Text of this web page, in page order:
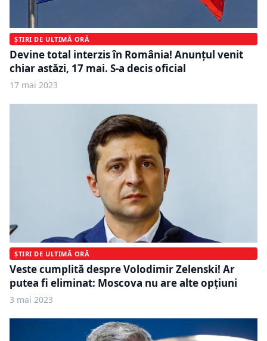
ȘTIRI DE ULTIMĂ ORĂ
Devine total interzis în România! Anunțul venit
chiar astăzi, 17 mai. S-a decis oficial
17 mai 2023
ȘTIRI DE ULTIMĂ ORĂ
Veste cumplită despre Volodimir Zelenski! Ar
putea fi eliminat: Moscova nu are alte opțiuni
3 mai 2023